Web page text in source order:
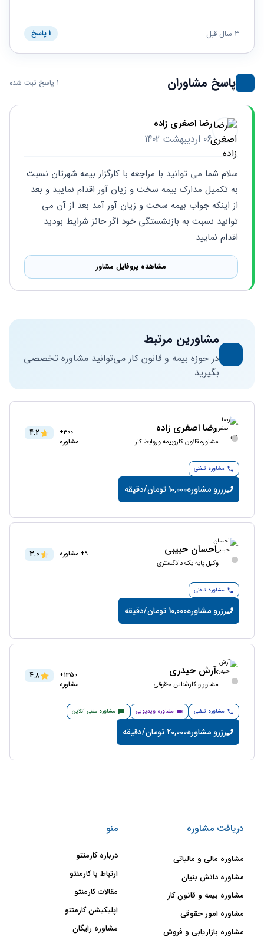
حقوقی
خانواده
حقوقی
کسب
بهینه
سایت
3 سال قبل 1 پاسخ
پاسخ مشاوران 1 پاسخ ثبت شده
رضا اصغری زاده
06 اردیبهشت 1402
اقدام نمایید
مشاهده پروفایل مشاور
مشاورین مرتبط
در حوزه بیمه و قانون کار می‌توانید مشاوره تخصصی
بگیرید
رضا اصغری زاده
مشاوره قانون کاروبیمه وروابط کار
300+
مشاوره
4.2
مشاوره تلفنی
رزرو مشاوره10,000 تومان/دقیقه
احسان حبیبی
وکیل پایه یک دادگستری
9+ مشاوره 3.0
مشاوره تلفنی
رزرو مشاوره10,000 تومان/دقیقه
آرش حیدری
مشاور و کارشناس حقوقی
1350+
مشاوره
4.8
مشاوره تلفنی مشاوره ویدیویی مشاوره متنی آنلاین
رزرو مشاوره20,000 تومان/دقیقه
دریافت مشاوره
مشاوره مالی و مالیاتی
مشاوره دانش بنیان
مشاوره بیمه و قانون کار
مشاوره امور حقوقی
مشاوره بازاریابی و فروش
منو
درباره کارمنتو
ارتباط با کارمنتو
مقالات کارمنتو
اپلیکیشن کارمنتو
مشاوره رایگان